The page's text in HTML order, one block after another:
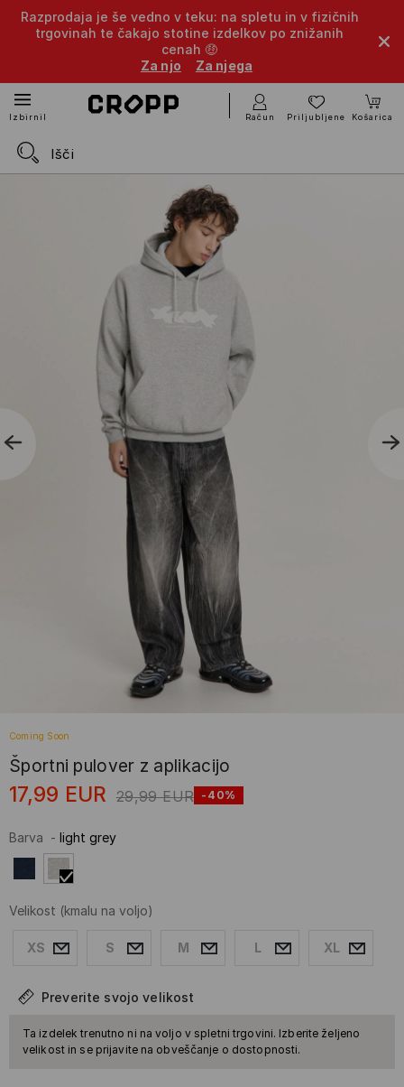
Razprodaja je še vedno v teku: na spletu in v fizičnih
trgovinah te čakajo stotine izdelkov po znižanih
cenah 🤑
Za njo
Za njega
Izbirnik Račun Priljubljene Košarica
Coming Soon
Športni pulover z aplikacijo
17,99 EUR 29,99 EUR -40%
Barva - light grey
Velikost (kmalu na voljo)
XS S M L XL
Preverite svojo velikost
Ta izdelek trenutno ni na voljo v spletni trgovini. Izberite željeno
velikost in se prijavite na obveščanje o dostopnosti.